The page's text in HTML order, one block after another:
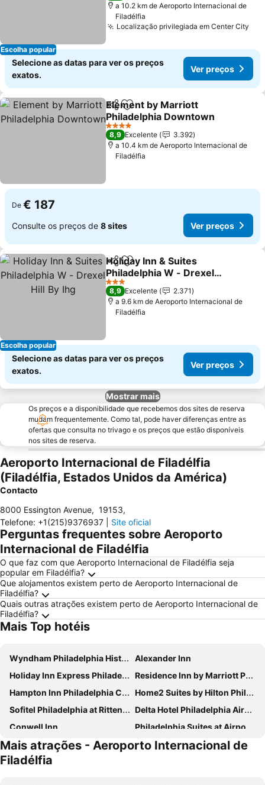
Escolha popular
a 10.2 km de Aeroporto Internacional de
Filadélfia
Localização privilegiada em Center City
Selecione as datas para ver os preços
exatos.
Ver preços
PartilharAdicionar aos favoritos
Element by Marriott
Philadelphia Downtown
4 Estrelas
8,9 Excelente
3.392
a 10.4 km de Aeroporto Internacional de
Filadélfia
De € 187
Consulte os preços de 8 sites Ver preços
Escolha popular
PartilharAdicionar aos favoritos
Holiday Inn & Suites
Philadelphia W - Drexel
Hill By Ihg
3 Estrelas
8,9 Excelente
2.371
a 9.6 km de Aeroporto Internacional de
Filadélfia
Selecione as datas para ver os preços
exatos.
Ver preços
Mostrar mais
Os preços e a disponibilidade que recebemos dos sites de reserva
mudam frequentemente. Como tal, pode haver diferenças entre as
ofertas que consulta no trivago e os preços que estão disponíveis
nos sites de reserva.
Aeroporto Internacional de Filadélfia
(Filadélfia, Estados Unidos da América)
Contacto
8000 Essington Avenue, 19153,
Telefone: +1(215)9376937 Site oficial
Perguntas frequentes sobre Aeroporto
Internacional de Filadélfia
O que faz com que Aeroporto Internacional de Filadélfia seja
popular em Filadélfia?
Que alojamentos existem perto de Aeroporto Internacional de
Filadélfia?
Quais outras atrações existem perto de Aeroporto Internacional de
Filadélfia?
Mais Top hotéis
Wyndham Philadelphia Historic District
Alexander Inn
Holiday Inn Express Philadelphia-midtown By Ihg
Residence Inn by Marriott Philadelphia Airport
Hampton Inn Philadelphia Center City-Convention Center
Home2 Suites by Hilton Philadelphia - Convention Center, PA
Sofitel Philadelphia at Rittenhouse Square
Delta Hotel Philadelphia Airport
Conwell Inn
Philadelphia Suites at Airport - An Extended Stay Hotel
Holiday Inn Express Philadelphia - Penns Landing By Ihg
Philadelphia Marriott Downtown
The Windsor Suites
Mais atrações - Aeroporto Internacional de
Filadélfia